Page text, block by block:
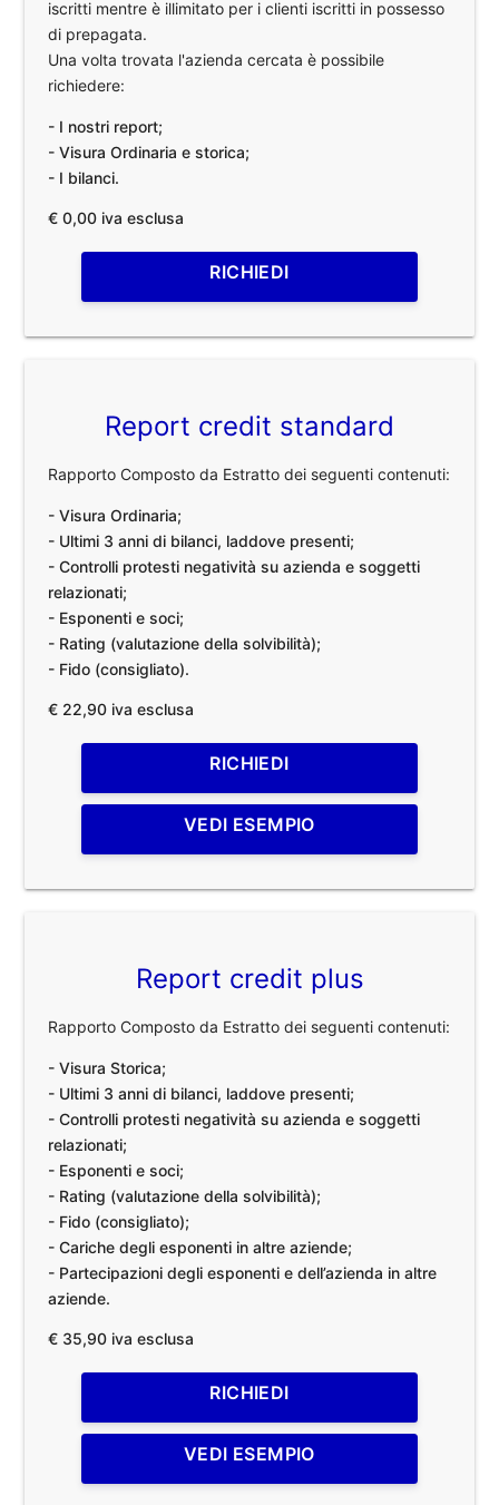
iscritti mentre è illimitato per i clienti iscritti in possesso
di prepagata.
Una volta trovata l'azienda cercata è possibile
richiedere:
- I nostri report;
- Visura Ordinaria e storica;
- I bilanci.
€ 0,00 iva esclusa
RICHIEDI
Report credit standard
Rapporto Composto da Estratto dei seguenti contenuti:
- Visura Ordinaria;
- Ultimi 3 anni di bilanci, laddove presenti;
- Controlli protesti negatività su azienda e soggetti
relazionati;
- Esponenti e soci;
- Rating (valutazione della solvibilità);
- Fido (consigliato).
€ 22,90 iva esclusa
RICHIEDI
VEDI ESEMPIO
Report credit plus
Rapporto Composto da Estratto dei seguenti contenuti:
- Visura Storica;
- Ultimi 3 anni di bilanci, laddove presenti;
- Controlli protesti negatività su azienda e soggetti
relazionati;
- Esponenti e soci;
- Rating (valutazione della solvibilità);
- Fido (consigliato);
- Cariche degli esponenti in altre aziende;
- Partecipazioni degli esponenti e dell’azienda in altre
aziende.
€ 35,90 iva esclusa
RICHIEDI
VEDI ESEMPIO